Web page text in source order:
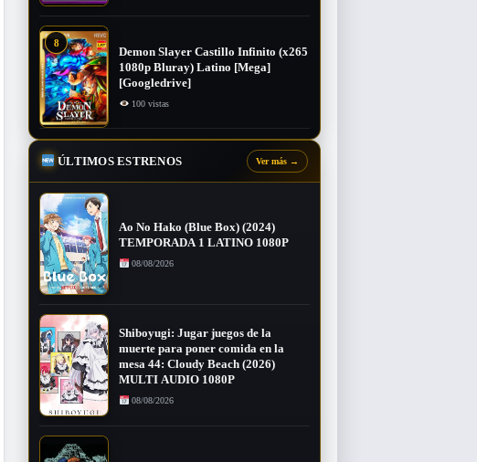
8
Demon Slayer Castillo Infinito (x265
1080p Bluray) Latino [Mega]
[Googledrive]
100 vistas
ÚLTIMOS ESTRENOS Ver más →
Ao No Hako (Blue Box) (2024)
TEMPORADA 1 LATINO 1080P
08/08/2026
Shiboyugi: Jugar juegos de la
muerte para poner comida en la
mesa 44: Cloudy Beach (2026)
MULTI AUDIO 1080P
08/08/2026